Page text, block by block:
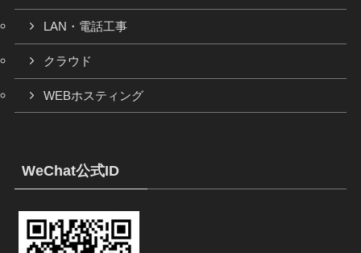
LAN・電話工事
クラウド
WEBホスティング
WeChat公式ID